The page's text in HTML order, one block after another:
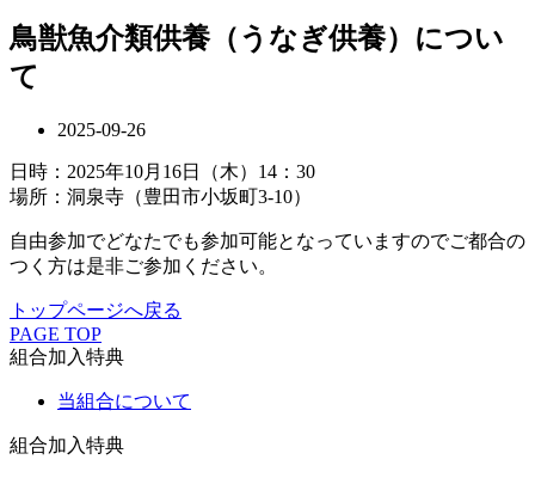
鳥獣魚介類供養（うなぎ供養）につい
て
2025-09-26
日時：2025年10月16日（木）14：30
場所：洞泉寺（豊田市小坂町3-10）
自由参加でどなたでも参加可能となっていますのでご都合の
つく方は是非ご参加ください。
トップページへ戻る
PAGE TOP
組合加入特典
当組合について
組合加入特典